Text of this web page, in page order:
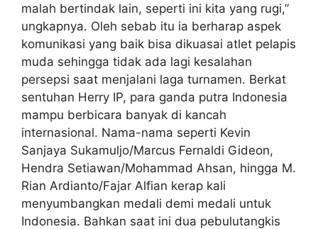
malah bertindak lain, seperti ini kita yang rugi,”
ungkapnya. Oleh sebab itu ia berharap aspek
komunikasi yang baik bisa dikuasai atlet pelapis
muda sehingga tidak ada lagi kesalahan
persepsi saat menjalani laga turnamen. Berkat
sentuhan Herry IP, para ganda putra Indonesia
mampu berbicara banyak di kancah
internasional. Nama-nama seperti Kevin
Sanjaya Sukamuljo/Marcus Fernaldi Gideon,
Hendra Setiawan/Mohammad Ahsan, hingga M.
Rian Ardianto/Fajar Alfian kerap kali
menyumbangkan medali demi medali untuk
Indonesia. Bahkan saat ini dua pebulutangkis